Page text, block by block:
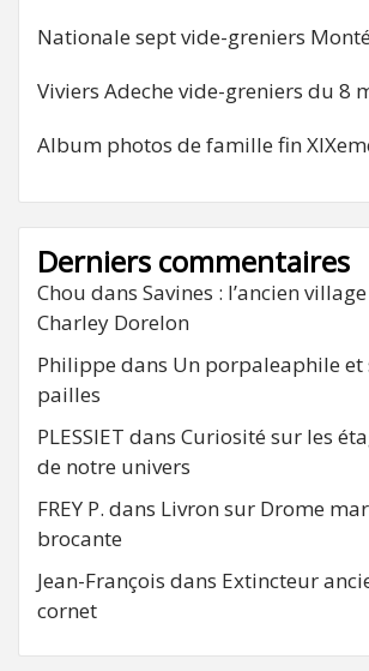
Nationale sept vide-greniers
Viviers Adeche vide-greniers du 8
Album photos de famille fin
Derniers commentaires
Chou dans Savines : l’ancien
Charley Dorelon
Philippe dans Un porpaleaphile et
pailles
PLESSIET dans Curiosité sur les
de notre univers
FREY P. dans Livron sur Drome
brocante
Jean-François dans Extincteur
cornet